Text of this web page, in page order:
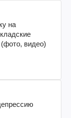
на
видео)